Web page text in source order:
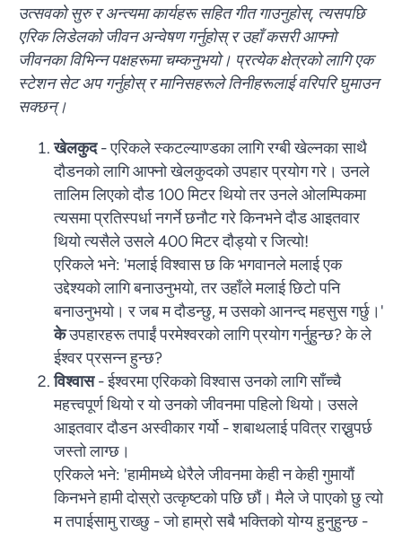
उत्सवको सुरु र अन्त्यमा कार्यहरू सहित गीत गाउनुहोस्, त्यसपछि
एरिक लिडेलको जीवन अन्वेषण गर्नुहोस् र उहाँ कसरी आफ्नो
जीवनका विभिन्न पक्षहरूमा चम्कनुभयो। प्रत्येक क्षेत्रको लागि एक
स्टेशन सेट अप गर्नुहोस् र मानिसहरूले तिनीहरूलाई वरिपरि घुमाउन
सक्छन्।
खेलकुद- एरिकले स्कटल्याण्डका लागि रग्बी खेल्नका साथै
दौडनको लागि आफ्नो खेलकुदको उपहार प्रयोग गरे। उनले
तालिम लिएको दौड 100 मिटर थियो तर उनले ओलम्पिकमा
त्यसमा प्रतिस्पर्धा नगर्ने छनौट गरे किनभने दौड आइतवार
थियो त्यसैले उसले 400 मिटर दौड्यो र जित्यो!
एरिकले भने: 'मलाई विश्वास छ कि भगवानले मलाई एक
उद्देश्यको लागि बनाउनुभयो, तर उहाँले मलाई छिटो पनि
बनाउनुभयो। र जब म दौडन्छु, म उसको आनन्द महसुस गर्छु।'
केउपहारहरू तपाईं परमेश्वरको लागि प्रयोग गर्नुहुन्छ? के ले
ईश्वर प्रसन्न हुन्छ?
विश्वास- ईश्वरमा एरिकको विश्वास उनको लागि साँच्चै
महत्त्वपूर्ण थियो र यो उनको जीवनमा पहिलो थियो। उसले
आइतवार दौडन अस्वीकार गर्यो - शबाथलाई पवित्र राख्नुपर्छ
जस्तो लाग्छ।
एरिकले भने: 'हामीमध्ये धेरैले जीवनमा केही न केही गुमायौं
किनभने हामी दोस्रो उत्कृष्टको पछि छौं। मैले जे पाएको छु त्यो
म तपाईसामु राख्छु - जो हाम्रो सबै भक्तिको योग्य हुनुहुन्छ -